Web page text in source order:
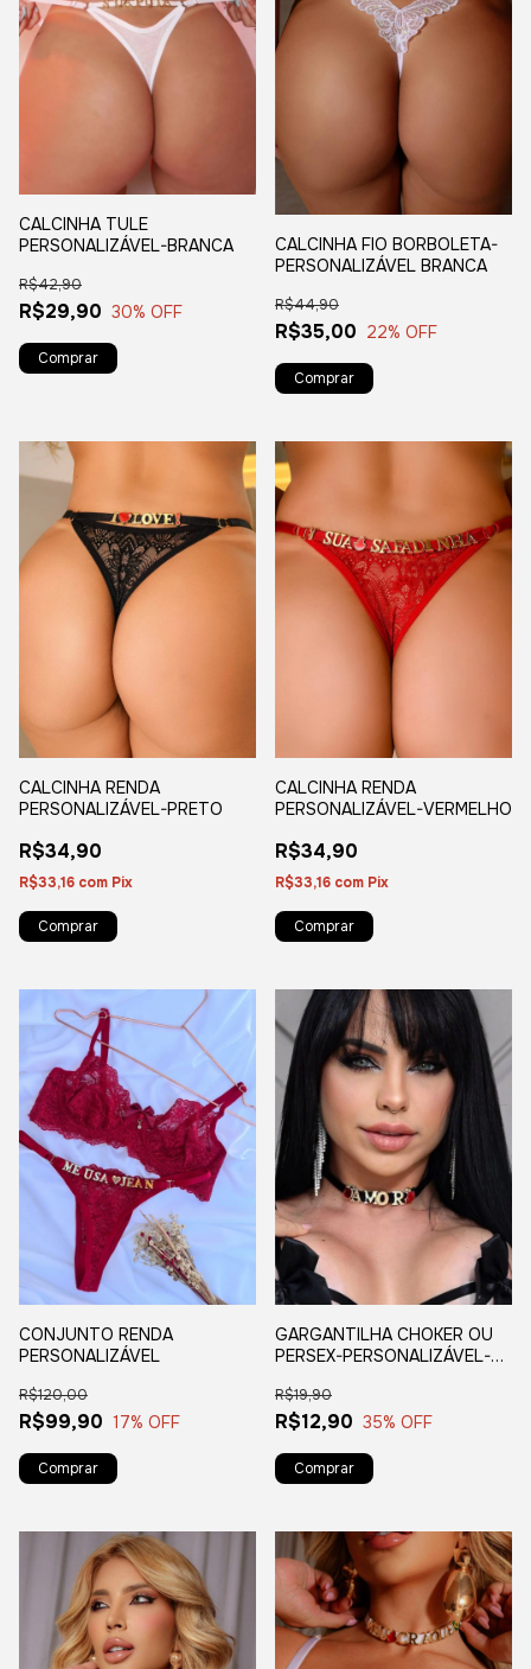
CALCINHA TULE
PERSONALIZÁVEL-BRANCA
R$29,90
R$42,90
30% OFF
CALCINHA FIO BORBOLETA-
PERSONALIZÁVEL BRANCA
R$35,00
R$44,90
22% OFF
CALCINHA RENDA
PERSONALIZÁVEL-PRETO
R$34,90
R$33,16 com Pix
CALCINHA RENDA
PERSONALIZÁVEL-VERMELHO
R$34,90
R$33,16 com Pix
CONJUNTO RENDA
PERSONALIZÁVEL
R$99,90
R$120,00
17% OFF
Comprar
GARGANTILHA CHOKER OU
PERSEX-PERSONALIZÁVEL-
R$12,90
R$19,90
35% OFF